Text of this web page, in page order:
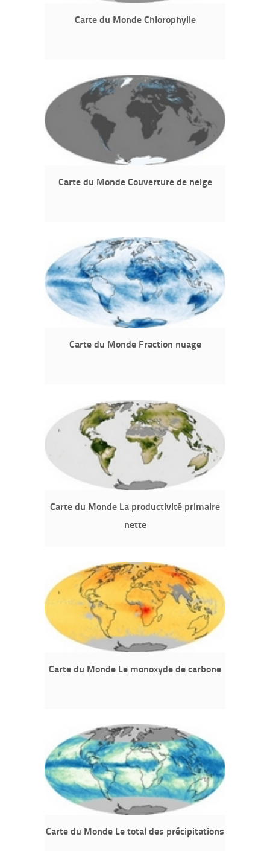
Carte du Monde Chlorophylle
Carte du Monde Couverture de neige
Carte du Monde Fraction nuage
Carte du Monde La productivité primaire
nette
Carte du Monde Le monoxyde de carbone
Carte du Monde Le total des précipitations